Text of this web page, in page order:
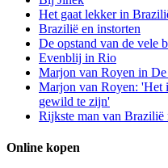
Het gaat lekker in
Brazilië en instorten
De opstand van de vele
Evenblij in Rio
Marjon van Royen in
Marjon van Royen: 'Het
gewild te zijn'
Rijkste man van Brazilië
Online kopen